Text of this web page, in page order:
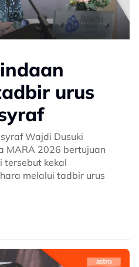
urus
Wajdi Dusuki
MARA 2026 bertujuan
tersebut kekal
melalui tadbir urus